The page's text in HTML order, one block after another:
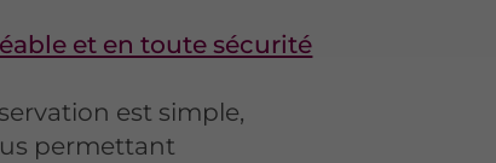
et en toute sécurité
est simple,
permettant